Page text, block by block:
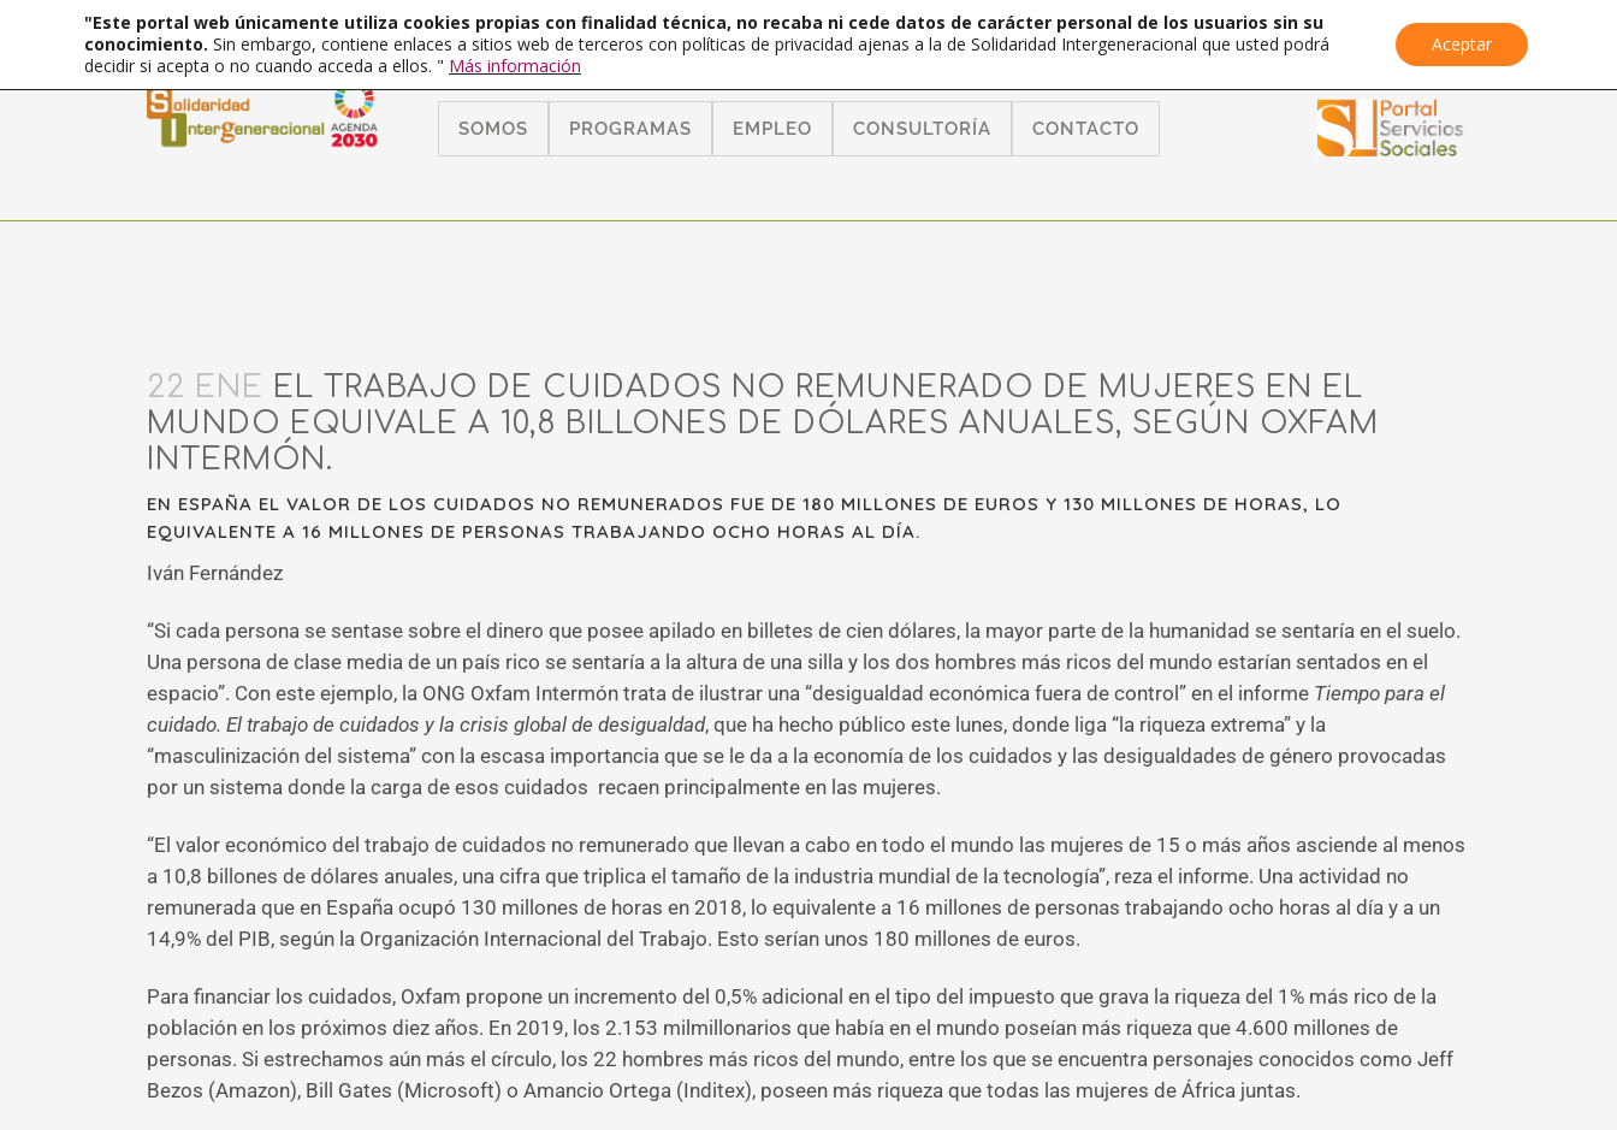
SOMOS PROGRAMAS EMPLEO CONSULTORÍA CONTACTO
22 ENE EL TRABAJO DE CUIDADOS NO REMUNERADO DE MUJERES EN EL
MUNDO EQUIVALE A 10,8 BILLONES DE DÓLARES ANUALES, SEGÚN OXFAM
INTERMÓN.
EN ESPAÑA EL VALOR DE LOS CUIDADOS NO REMUNERADOS FUE DE 180 MILLONES DE EUROS Y 130 MILLONES DE HORAS, LO
EQUIVALENTE A 16 MILLONES DE PERSONAS TRABAJANDO OCHO HORAS AL DÍA.
Iván Fernández
“Si cada persona se sentase sobre el dinero que posee apilado en billetes de cien dólares, la mayor parte de la humanidad se sentaría en el suelo.
Una persona de clase media de un país rico se sentaría a la altura de una silla y los dos hombres más ricos del mundo estarían sentados en el
espacio”. Con este ejemplo, la ONG Oxfam Intermón trata de ilustrar una “desigualdad económica fuera de control” en el informe Tiempo para el
cuidado. El trabajo de cuidados y la crisis global de desigualdad, que ha hecho público este lunes, donde liga “la riqueza extrema” y la
“masculinización del sistema” con la escasa importancia que se le da a la economía de los cuidados y las desigualdades de género provocadas
por un sistema donde la carga de esos cuidados recaen principalmente en las mujeres.
“El valor económico del trabajo de cuidados no remunerado que llevan a cabo en todo el mundo las mujeres de 15 o más años asciende al menos
a 10,8 billones de dólares anuales, una cifra que triplica el tamaño de la industria mundial de la tecnología”, reza el informe. Una actividad no
remunerada que en España ocupó 130 millones de horas en 2018, lo equivalente a 16 millones de personas trabajando ocho horas al día y a un
14,9% del PIB, según la Organización Internacional del Trabajo. Esto serían unos 180 millones de euros.
Para financiar los cuidados, Oxfam propone un incremento del 0,5% adicional en el tipo del impuesto que grava la riqueza del 1% más rico de la
población en los próximos diez años. En 2019, los 2.153 milmillonarios que había en el mundo poseían más riqueza que 4.600 millones de
personas. Si estrechamos aún más el círculo, los 22 hombres más ricos del mundo, entre los que se encuentra personajes conocidos como Jeff
Bezos (Amazon), Bill Gates (Microsoft) o Amancio Ortega (Inditex), poseen más riqueza que todas las mujeres de África juntas.
"Este portal web únicamente utiliza cookies propias con finalidad técnica, no recaba ni cede datos de carácter personal de los usuarios sin su
conocimiento. Sin embargo, contiene enlaces a sitios web de terceros con políticas de privacidad ajenas a la de Solidaridad Intergeneracional que usted podrá
decidir si acepta o no cuando acceda a ellos. " Más información
Aceptar